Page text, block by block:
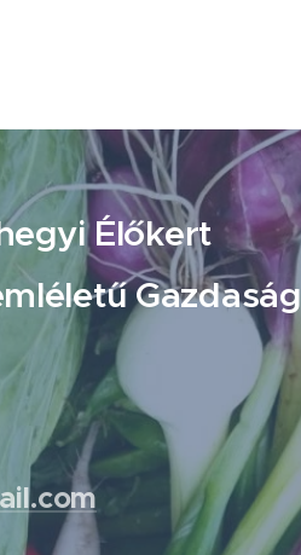
Élőkert
Gazdaság